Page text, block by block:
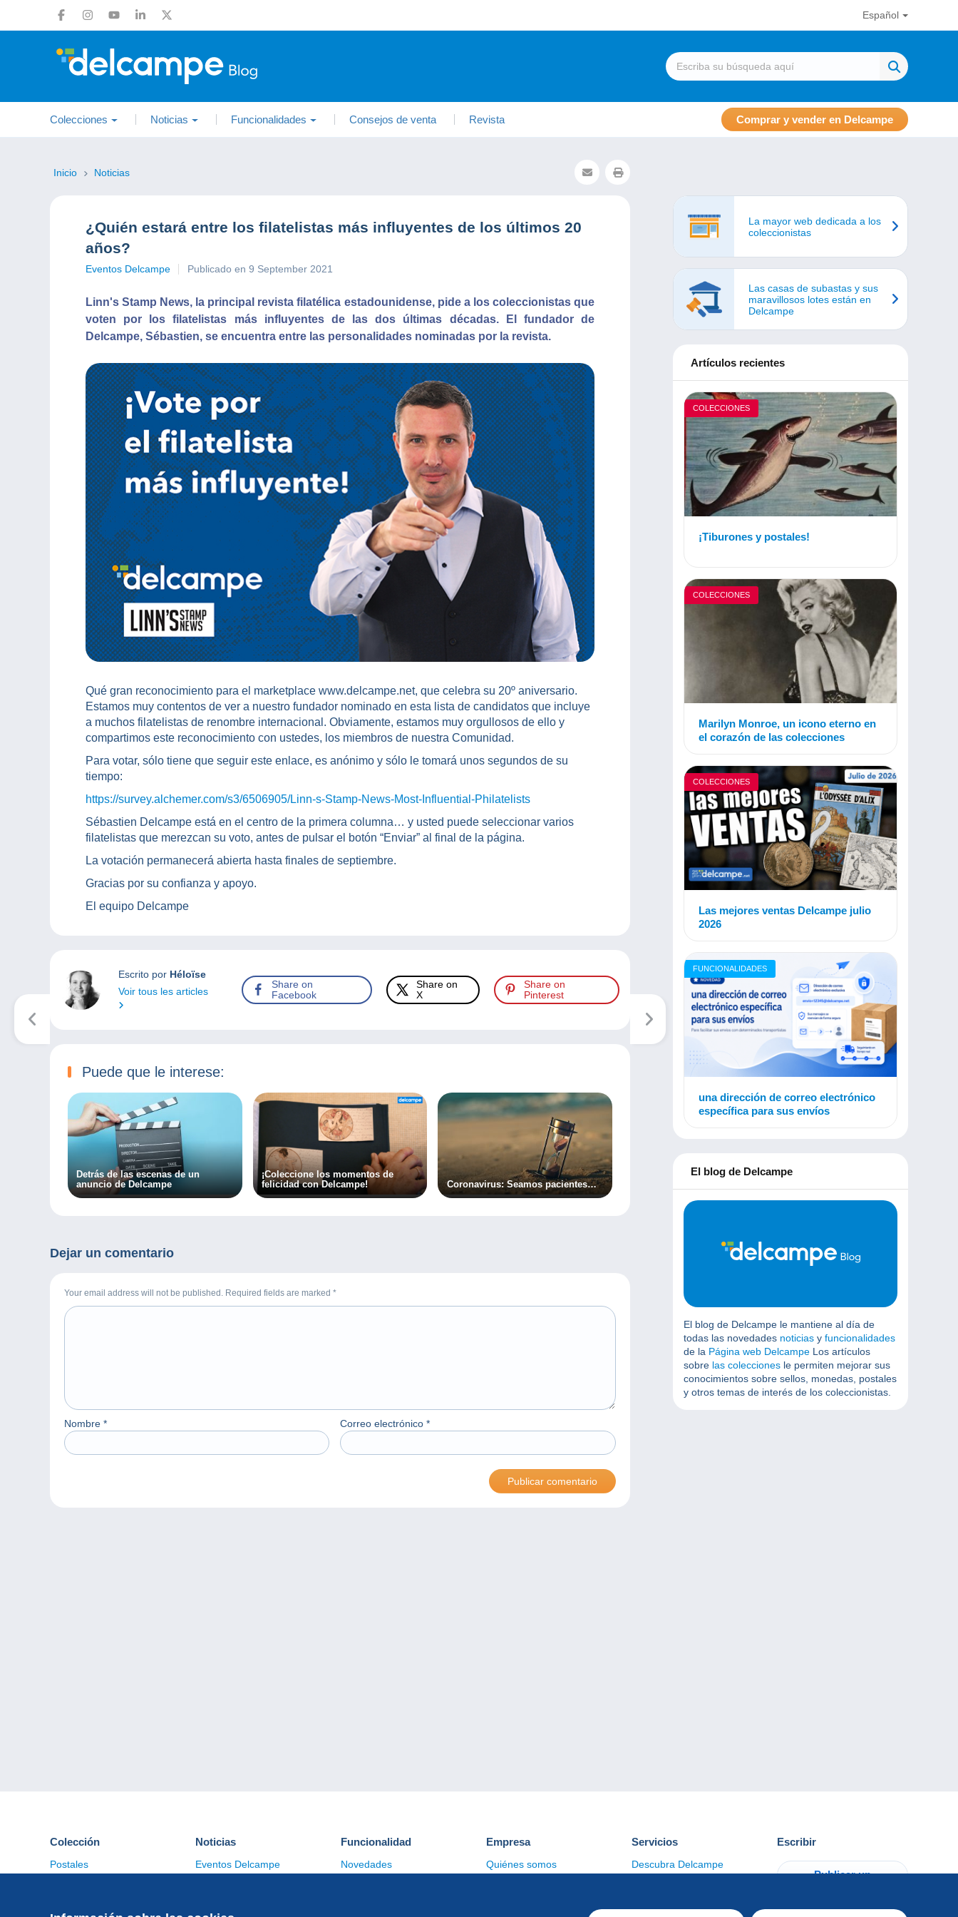
Español
Colecciones Noticias Funcionalidades Consejos de venta Revista Comprar y vender en Delcampe
Inicio Noticias
¿Quién estará entre los filatelistas más influyentes de los últimos 20
años?
Eventos Delcampe Publicado en 9 September 2021
Linn's Stamp News, la principal revista filatélica estadounidense, pide a los coleccionistas que
voten por los filatelistas más influyentes de las dos últimas décadas. El fundador de
Delcampe, Sébastien, se encuentra entre las personalidades nominadas por la revista.
Qué gran reconocimiento para el marketplace www.delcampe.net, que celebra su 20º aniversario.
Estamos muy contentos de ver a nuestro fundador nominado en esta lista de candidatos que incluye
a muchos filatelistas de renombre internacional. Obviamente, estamos muy orgullosos de ello y
compartimos este reconocimiento con ustedes, los miembros de nuestra Comunidad.
Para votar, sólo tiene que seguir este enlace, es anónimo y sólo le tomará unos segundos de su
tiempo:
https://survey.alchemer.com/s3/6506905/Linn-s-Stamp-News-Most-Influential-Philatelists
Sébastien Delcampe está en el centro de la primera columna… y usted puede seleccionar varios
filatelistas que merezcan su voto, antes de pulsar el botón “Enviar” al final de la página.
La votación permanecerá abierta hasta finales de septiembre.
Gracias por su confianza y apoyo.
El equipo Delcampe
Escrito por Héloïse
Voir tous les articles
Share on
Facebook
Share on
X
Share on
Pinterest
Puede que le interese:
Detrás de las escenas de un
anuncio de Delcampe
¡Coleccione los momentos de
felicidad con Delcampe!
Coronavirus: Seamos pacientes…
Dejar un comentario
Your email address will not be published. Required fields are marked *
Nombre * Correo electrónico *
La mayor web dedicada a los
coleccionistas
Las casas de subastas y sus
maravillosos lotes están en
Delcampe
Artículos recientes
COLECCIONES
¡Tiburones y postales!
COLECCIONES
Marilyn Monroe, un icono eterno en
el corazón de las colecciones
COLECCIONES
Las mejores ventas Delcampe julio
2026
FUNCIONALIDADES
una dirección de correo electrónico
específica para sus envíos
El blog de Delcampe
El blog de Delcampe le mantiene al día de
todas las novedades noticias y funcionalidades
de la Página web Delcampe Los artículos
sobre las colecciones le permiten mejorar sus
conocimientos sobre sellos, monedas, postales
y otros temas de interés de los coleccionistas.
Colección
Postales
Otras colecciones
Noticias
Eventos Delcampe
Funcionalidad
Novedades
Empresa
Quiénes somos
Servicios
Descubra Delcampe
Escribir
Publicar un